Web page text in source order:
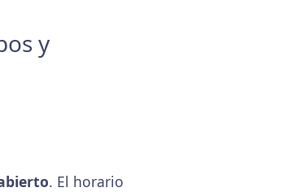
y
. El horario